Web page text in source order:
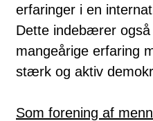
erfaringer i en
Dette indebærer
mangeårige erfaring
stærk og aktiv
Som forening af